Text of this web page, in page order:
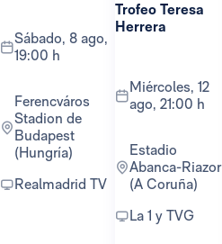
sábado, 8 ago,
19:00 h
Ferencváros
Stadion de
Budapest
(Hungría)
Realmadrid TV
Trofeo Teresa
Herrera
miércoles, 12
ago, 21:00 h
Estadio
Abanca-Riazor
(A Coruña)
La 1 y TVG